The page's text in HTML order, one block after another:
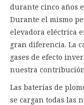
durante cinco años
Durante el mismo
elevadora eléctrica
gran diferencia. La
gases de efecto
nuestra
Las baterías de
se cargan todas las